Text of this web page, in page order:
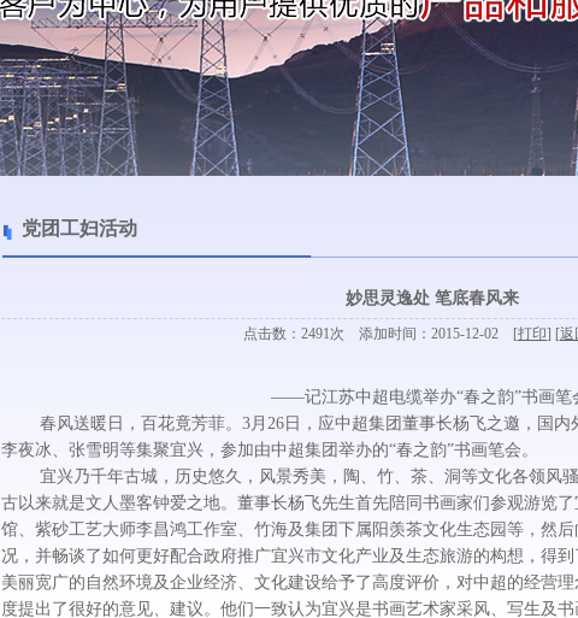
党团工妇活动
妙思灵逸处 笔底春风来
点击数：2491次 添加时间：2015-12-02 [打印] [返
——记江苏中超电缆举办“春之韵”书画笔
春风送暖日，百花竟芳菲。3月26日，应中超集团董事长杨飞之邀，国内
李夜冰、张雪明等集聚宜兴，参加由中超集团举办的“春之韵”书画笔会。
宜兴乃千年古城，历史悠久，风景秀美，陶、竹、茶、洞等文化各领风骚
古以来就是文人墨客钟爱之地。董事长杨飞先生首先陪同书画家们参观游览
馆、紫砂工艺大师李昌鸿工作室、竹海及集团下属阳羡茶文化生态园等，然
况，并畅谈了如何更好配合政府推广宜兴市文化产业及生态旅游的构想，得
美丽宽广的自然环境及企业经济、文化建设给予了高度评价，对中超的经营
度提出了很好的意见、建议。他们一致认为宜兴是书画艺术家采风、写生及